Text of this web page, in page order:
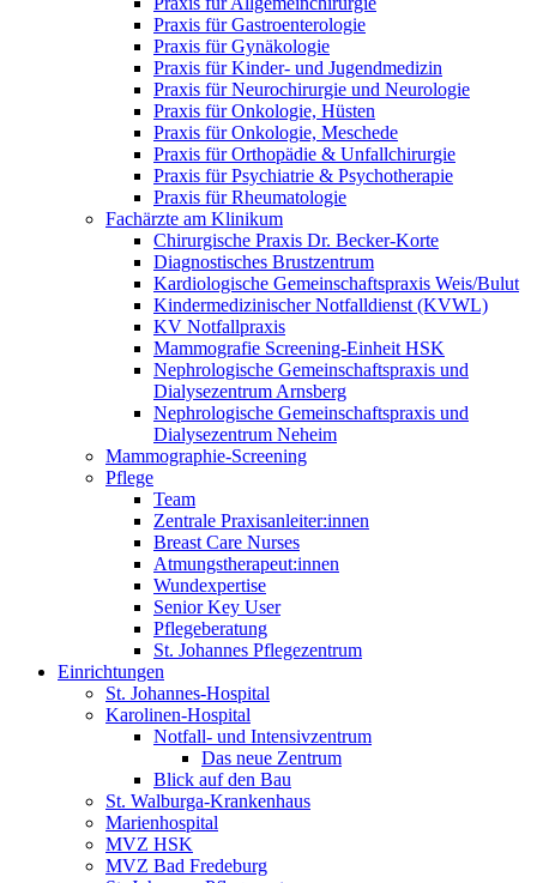
Praxis für Gastroenterologie
Praxis für Gynäkologie
Praxis für Kinder- und Jugendmedizin
Praxis für Neurochirurgie und Neurologie
Praxis für Onkologie, Hüsten
Praxis für Onkologie, Meschede
Praxis für Orthopädie & Unfallchirurgie
Praxis für Psychiatrie & Psychotherapie
Praxis für Rheumatologie
Fachärzte am Klinikum
Chirurgische Praxis Dr. Becker-Korte
Diagnostisches Brustzentrum
Kardiologische Gemeinschaftspraxis Weis/Bulut
Kindermedizinischer Notfalldienst (KVWL)
KV Notfallpraxis
Mammografie Screening-Einheit HSK
Nephrologische Gemeinschaftspraxis und
Dialysezentrum Arnsberg
Nephrologische Gemeinschaftspraxis und
Dialysezentrum Neheim
Mammographie-Screening
Pflege
Team
Zentrale Praxisanleiter:innen
Breast Care Nurses
Atmungstherapeut:innen
Wundexpertise
Senior Key User
Pflegeberatung
St. Johannes Pflegezentrum
Einrichtungen
St. Johannes-Hospital
Karolinen-Hospital
Notfall- und Intensivzentrum
Das neue Zentrum
Blick auf den Bau
St. Walburga-Krankenhaus
Marienhospital
MVZ HSK
MVZ Bad Fredeburg